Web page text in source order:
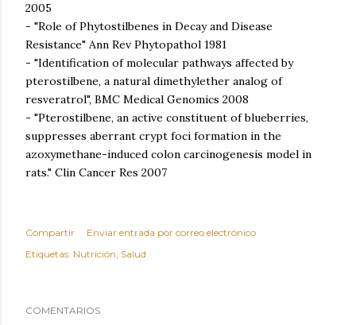
2005
- "Role of Phytostilbenes in Decay and Disease
Resistance" Ann Rev Phytopathol 1981
- "Identification of molecular pathways affected by
pterostilbene, a natural dimethylether analog of
resveratrol", BMC Medical Genomics 2008
- "Pterostilbene, an active constituent of blueberries,
suppresses aberrant crypt foci formation in the
azoxymethane-induced colon carcinogenesis model in
rats." Clin Cancer Res 2007
Compartir
Enviar entrada por correo electrónico
Etiquetas: Nutrición Salud
COMENTARIOS